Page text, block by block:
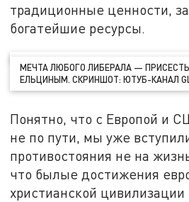
традиционные ценности,
богатейшие ресурсы.
МЕЧТА ЛЮБОГО ЛИБЕРАЛА —
ЕЛЬЦИНЫМ. СКРИНШОТ: ЮТУБ-КАНАЛ GL
Понятно, что с Европой и
не по пути, мы уже
противостояния не на
что былые достижения
христианской